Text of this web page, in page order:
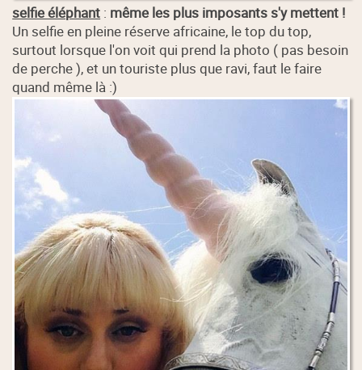
selfie éléphant : même les plus imposants s'y mettent !
Un selfie en pleine réserve africaine, le top du top,
surtout lorsque l'on voit qui prend la photo ( pas besoin
de perche ), et un touriste plus que ravi, faut le faire
quand même là :)